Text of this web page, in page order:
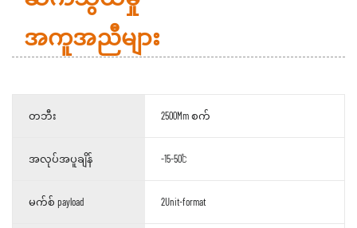
အကူအညီများ
တဘီး 2500Mm စက်
အလုပ်အပူချိန် -15-50℃
မက်စ် payload 2Unit-format